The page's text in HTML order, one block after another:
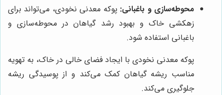
محوطه‌سازی و باغبانی: پوکه معدنی نخودی، می‌تواند برای
زهکشی خاک و بهبود رشد گیاهان در محوطه‌سازی و
باغبانی استفاده شود.
پوکه معدنی نخودی با ایجاد فضای خالی در خاک، به تهویه
مناسب ریشه گیاهان کمک می‌کند و از پوسیدگی ریشه
جلوگیری می‌کند.